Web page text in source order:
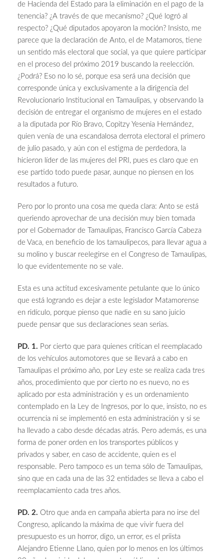
de Hacienda del Estado para la eliminación en el pago de la
tenencia? ¿A través de que mecanismo? ¿Qué logró al
respecto? ¿Qué diputados apoyaron la moción? Insisto, me
parece que la declaración de Anto, el de Matamoros, tiene
un sentido más electoral que social, ya que quiere participar
en el proceso del próximo 2019 buscando la reelección.
¿Podrá? Eso no lo sé, porque esa será una decisión que
corresponde única y exclusivamente a la dirigencia del
Revolucionario Institucional en Tamaulipas, y observando la
decisión de entregar el organismo de mujeres en el estado
a la diputada por Río Bravo, Copitzy Yesenia Hernández,
quien venía de una escandalosa derrota electoral el primero
de julio pasado, y aún con el estigma de perdedora, la
hicieron líder de las mujeres del PRI, pues es claro que en
ese partido todo puede pasar, aunque no piensen en los
resultados a futuro.
Pero por lo pronto una cosa me queda clara: Anto se está
queriendo aprovechar de una decisión muy bien tomada
por el Gobernador de Tamaulipas, Francisco García Cabeza
de Vaca, en beneficio de los tamaulipecos, para llevar agua a
su molino y buscar reelegirse en el Congreso de Tamaulipas,
lo que evidentemente no se vale.
Esta es una actitud excesivamente petulante que lo único
que está logrando es dejar a este legislador Matamorense
en ridículo, porque pienso que nadie en su sano juicio
puede pensar que sus declaraciones sean serias.
PD. 1. Por cierto que para quienes critican el reemplacado
de los vehículos automotores que se llevará a cabo en
Tamaulipas el próximo año, por Ley este se realiza cada tres
años, procedimiento que por cierto no es nuevo, no es
aplicado por esta administración y es un ordenamiento
contemplado en la Ley de Ingresos, por lo que, insisto, no es
ocurrencia ni se implementó en esta administración y si se
ha llevado a cabo desde décadas atrás. Pero además, es una
forma de poner orden en los transportes públicos y
privados y saber, en caso de accidente, quien es el
responsable. Pero tampoco es un tema sólo de Tamaulipas,
sino que en cada una de las 32 entidades se lleva a cabo el
reemplacamiento cada tres años.
PD. 2. Otro que anda en campaña abierta para no irse del
Congreso, aplicando la máxima de que vivir fuera del
presupuesto es un horror, digo, un error, es el priista
Alejandro Etienne Llano, quien por lo menos en los últimos